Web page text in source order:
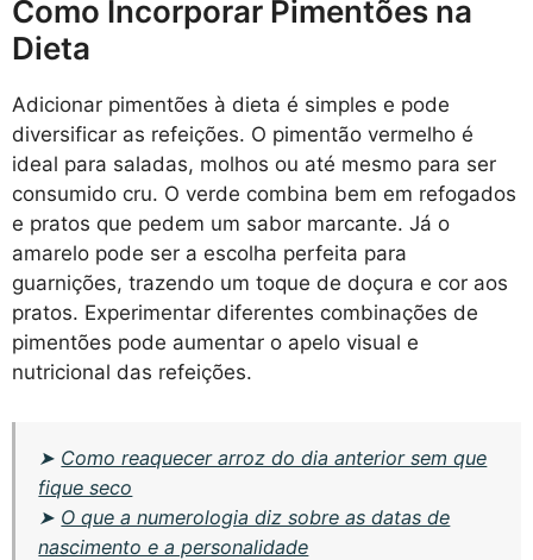
Como Incorporar Pimentões na
Dieta
Adicionar pimentões à dieta é simples e pode
diversificar as refeições. O pimentão vermelho é
ideal para saladas, molhos ou até mesmo para ser
consumido cru. O verde combina bem em refogados
e pratos que pedem um sabor marcante. Já o
amarelo pode ser a escolha perfeita para
guarnições, trazendo um toque de doçura e cor aos
pratos. Experimentar diferentes combinações de
pimentões pode aumentar o apelo visual e
nutricional das refeições.
➤ Como reaquecer arroz do dia anterior sem que
fique seco
➤ O que a numerologia diz sobre as datas de
nascimento e a personalidade